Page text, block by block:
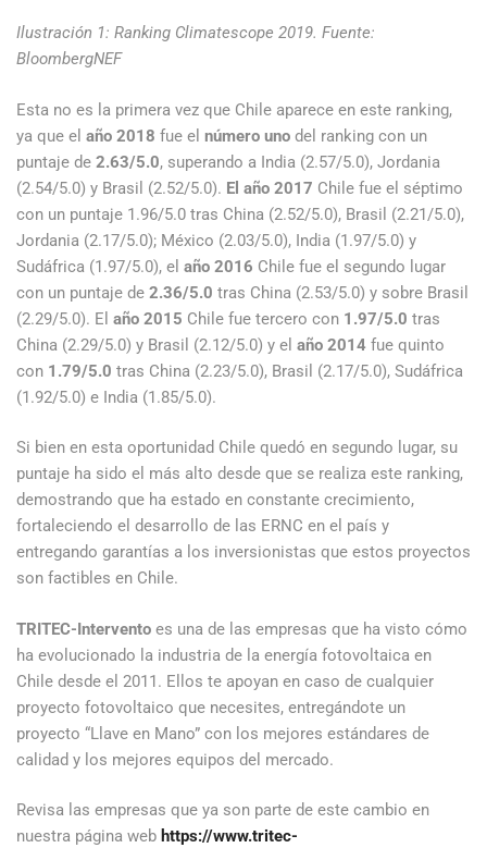
Ilustración 1: Ranking Climatescope 2019. Fuente:
BloombergNEF
Esta no es la primera vez que Chile aparece en este ranking,
ya que el año 2018 fue el número uno del ranking con un
puntaje de 2.63/5.0, superando a India (2.57/5.0), Jordania
(2.54/5.0) y Brasil (2.52/5.0). El año 2017 Chile fue el séptimo
con un puntaje 1.96/5.0 tras China (2.52/5.0), Brasil (2.21/5.0),
Jordania (2.17/5.0); México (2.03/5.0), India (1.97/5.0) y
Sudáfrica (1.97/5.0), el año 2016 Chile fue el segundo lugar
con un puntaje de 2.36/5.0 tras China (2.53/5.0) y sobre Brasil
(2.29/5.0). El año 2015 Chile fue tercero con 1.97/5.0 tras
China (2.29/5.0) y Brasil (2.12/5.0) y el año 2014 fue quinto
con 1.79/5.0 tras China (2.23/5.0), Brasil (2.17/5.0), Sudáfrica
(1.92/5.0) e India (1.85/5.0).
Si bien en esta oportunidad Chile quedó en segundo lugar, su
puntaje ha sido el más alto desde que se realiza este ranking,
demostrando que ha estado en constante crecimiento,
fortaleciendo el desarrollo de las ERNC en el país y
entregando garantías a los inversionistas que estos proyectos
son factibles en Chile.
TRITEC-Intervento es una de las empresas que ha visto cómo
ha evolucionado la industria de la energía fotovoltaica en
Chile desde el 2011. Ellos te apoyan en caso de cualquier
proyecto fotovoltaico que necesites, entregándote un
proyecto “Llave en Mano” con los mejores estándares de
calidad y los mejores equipos del mercado.
Revisa las empresas que ya son parte de este cambio en
nuestra página web https://www.tritec-